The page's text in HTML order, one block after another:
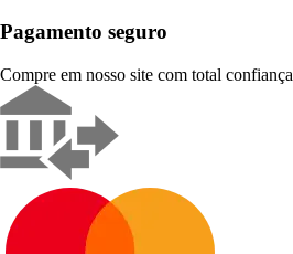
Pagamento seguro
Compre em nosso site com total confiança